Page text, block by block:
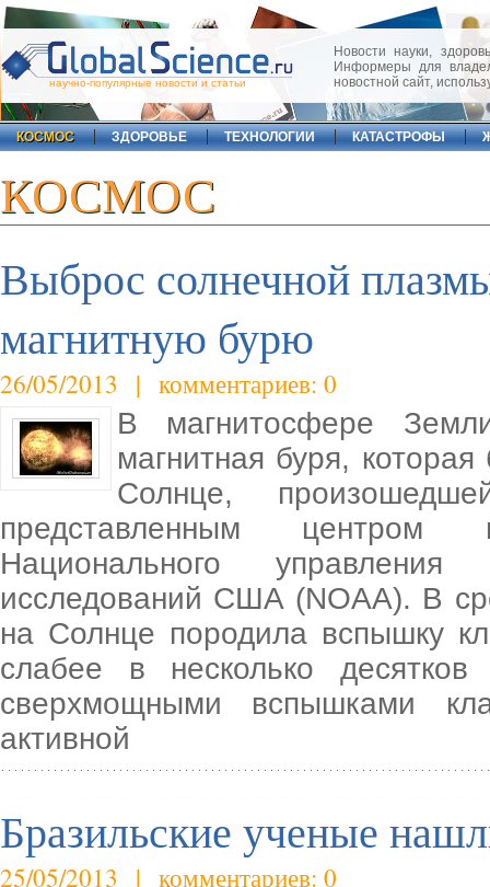
научно-популярные новости и статьи
Новости науки,
Информеры для
новостной сайт,
КОСМОС ЗДОРОВЬЕ ТЕХНОЛОГИИ КАТАСТРОФЫ
КОСМОС
Выброс солнечной
магнитную бурю
26/05/2013 | комментариев: 0
В магнитосфере
магнитная буря,
Солнце,
представленным центром
Национального
исследований США (NOAA). В
на Солнце породила вспышку
слабее в несколько
сверхмощными вспышками
активной
Бразильские ученые
25/05/2013 | комментариев: 0